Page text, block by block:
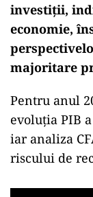
investiții,
economie,
majoritare
Pentru anul
evoluția PIB
iar analiza
riscului de